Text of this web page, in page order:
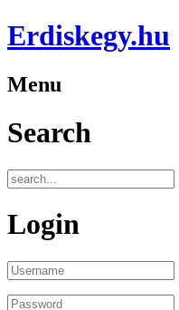
Erdiskegy.hu
Menu
Search
Login